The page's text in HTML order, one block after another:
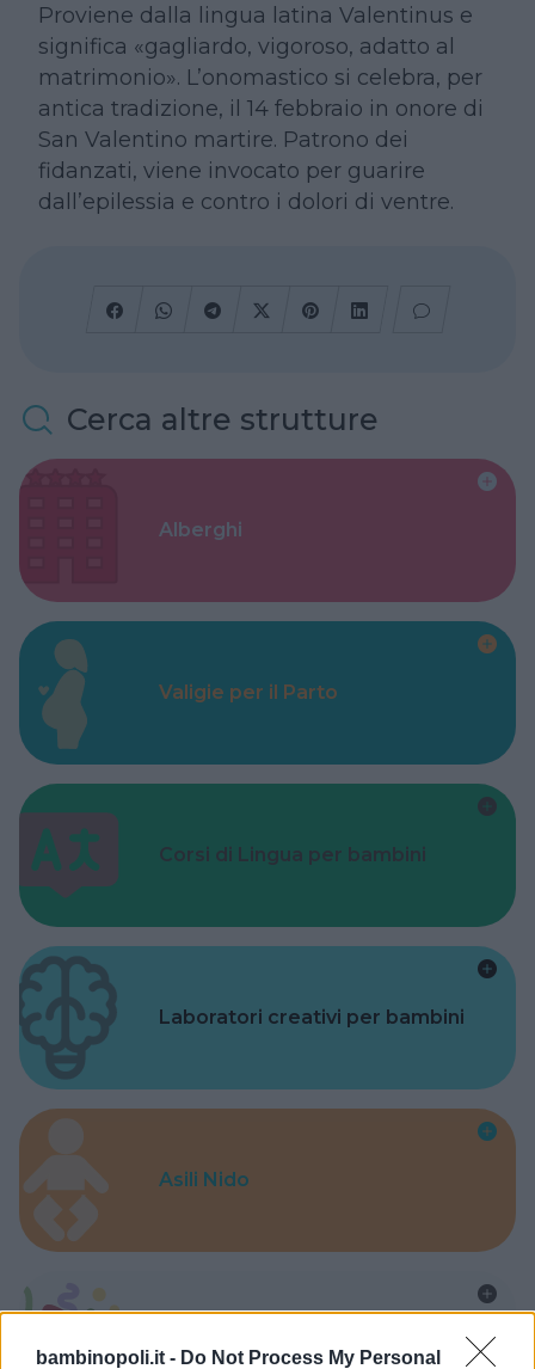
bambinopoli.it - Do Not Process My Personal
Proviene dalla lingua latina Valentinus e
significa «gagliardo, vigoroso, adatto al
matrimonio». L’onomastico si celebra, per
antica tradizione, il 14 febbraio in onore di
San Valentino martire. Patrono dei
fidanzati, viene invocato per guarire
dall’epilessia e contro i dolori di ventre.
Cerca altre strutture
Alberghi
Valigie per il Parto
Corsi di Lingua per bambini
Laboratori creativi per bambini
Asili Nido